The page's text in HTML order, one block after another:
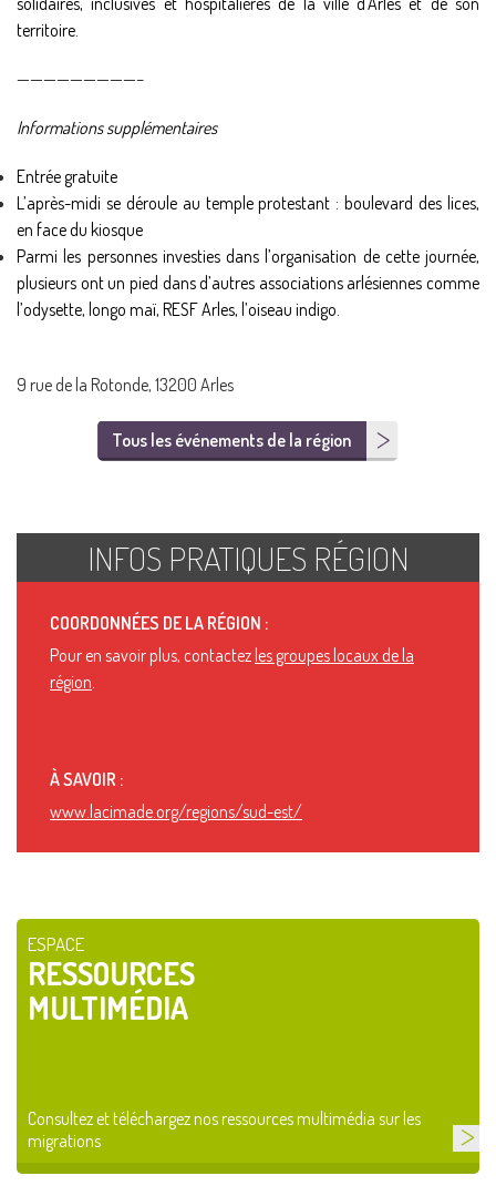
territoire.
—————————–
Informations supplémentaires
Entrée gratuite
L’après-midi se déroule au temple protestant : boulevard des lices,
en face du kiosque
Parmi les personnes investies dans l’organisation de cette journée,
plusieurs ont un pied dans d’autres associations arlésiennes comme
l’odysette, longo maï, RESF Arles, l’oiseau indigo.
9 rue de la Rotonde, 13200 Arles
Tous les événements de la région
INFOS PRATIQUES RÉGION
COORDONNÉES DE LA RÉGION :
Pour en savoir plus, contactez les groupes locaux de la
région.
À SAVOIR :
www.lacimade.org/regions/sud-est/
ESPACE
RESSOURCES
MULTIMÉDIA
Consultez et téléchargez nos ressources multimédia sur les
migrations